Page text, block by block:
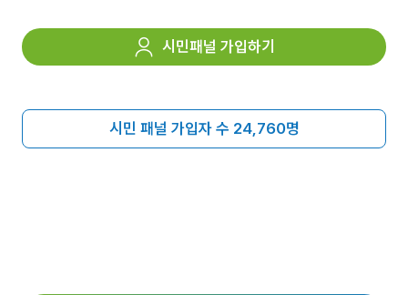
시민패널 가입하기
시민 패널 가입자 수 24,760명